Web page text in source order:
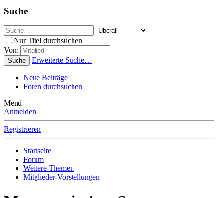
Suche
Nur Titel durchsuchen
Von:
Suche Erweiterte Suche…
Neue Beiträge
Foren durchsuchen
Menü
Anmelden
Registrieren
Startseite
Forum
Weitere Themen
Mitglieder-Vorstellungen